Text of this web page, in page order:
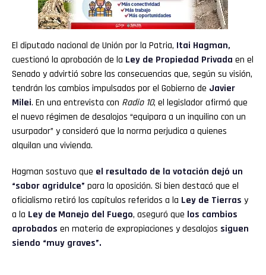
El diputado nacional de Unión por la Patria, Itai Hagman,
cuestionó la aprobación de la Ley de Propiedad Privada en el
Senado y advirtió sobre las consecuencias que, según su visión,
tendrán los cambios impulsados por el Gobierno de Javier
Milei. En una entrevista con Radio 10, el legislador afirmó que
el nuevo régimen de desalojos “equipara a un inquilino con un
usurpador” y consideró que la norma perjudica a quienes
alquilan una vivienda.
Hagman sostuvo que el resultado de la votación dejó un
“sabor agridulce” para la oposición. Si bien destacó que el
oficialismo retiró los capítulos referidos a la Ley de Tierras y
a la Ley de Manejo del Fuego, aseguró que los cambios
aprobados en materia de expropiaciones y desalojos siguen
siendo “muy graves”.